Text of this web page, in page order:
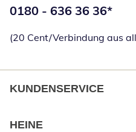
Telefonnummer:
0180 - 636 36 36*
(20 Cent/Verbindung aus
KUNDENSERVICE
HEINE